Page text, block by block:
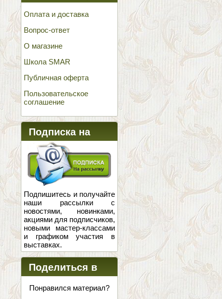
Оплата и доставка
Вопрос-ответ
О магазине
Школа SMAR
Публичная оферта
Пользовательское
соглашение
Подписка на
новости
Подпишитесь и получайте
наши рассылки с
новостями, новинками,
акциями для подписчиков,
новыми мастер-классами
и графиком участия в
выставках.
Поделиться в
соцсетях
Понравился материал?